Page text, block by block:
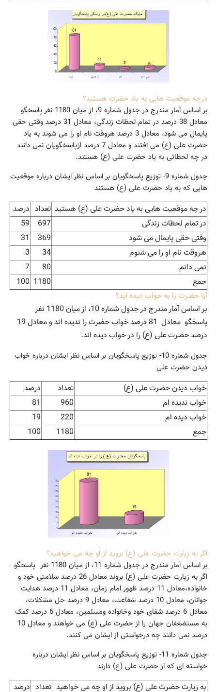
درچه موقعیت هایی به یاد حضرت هستید؟
بر اساس آمار مندرج در جدول شماره 9، از میان 1180 نفر پاسخگو
معادل 38 درصد در تمام لحظات زندگی،‌ معادل 31 درصد وقتی حقی
پایمال می شود،‌ معادل 3 درصد هروقت نام او را می شوند به یاد
حضرت علی (ع) می افتند و معادل 7 درصد ازپاسخگویان نمی دانند
در چه لحظاتی به یاد حضرت علی (ع) هستند.
جدول شماره 9- توزیع پاسخگویان بر اساس نظر ایشان درباره موقعیت
هایی که به یاد حضرت علی (ع) هستند
در چه موقعیت هایی به یاد حضرت علی (ع) هستید تعداد درصد
در تمام لحظات زندگی
697
59
وقتی حقی پایمال می شود
369
31
هروقت نام او را می شنوم
34
3
نمی دانم
80
7
جمع
1180
100
آیا حضرت را به خواب دیده اید؟
بر اساس آمار مندرج در جدول شماره 10، از میان 1180 نفر
پاسخگو معادل 81 درصد خواب حضرت را ندیده اند و معادل 19
درصد حضرت علی (ع) را در خواب دیده اند.
جدول شماره 10- توزیع پاسخگویان بر اساس نظر ایشان درباره خواب
دیدن حضرت علی
خواب دیدن حضرت علی (ع) تعداد
درصد
خواب ندیده ام
960
81
خواب دیده ام
220
19
جمع
1180
100
اگر به زیارت حضرت علی (ع) بروید از او چه می خواهید؟
بر اساس آمار مندرج در جدول شماره 11، از میان 1180 نفر پاسخگو
اگر به زیارت حضرت علی (ع) بروند معادل 26 درصد سلامتی خود و
خانواده،‌معادل 11 درصد ظهور امام زمان،‌ معادل 11 درصد هدایت
جوانان،‌ معادل 10 درصد شفاعت،‌ معادل 9 درصد حل مشکلات،‌
معادل 6 درصد شفای خود وخانواده ومسلمین،‌ معادل 6 درصد کمک
به مستضعفان جهان را از حضرت علی (ع) می خواهند و معادل 10
درصد نمی دانند چه درخواستی از ایشان می کنند.
جدول شماره 11- توزیع پاسخگویان بر اساس نظر ایشان درباره
خواسته ای که از حضرت علی (ع) دارند
به زیارت حضرت علی (ع) بروید از او چه می خواهید تعداد درصد